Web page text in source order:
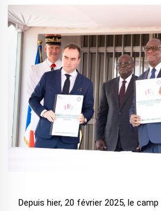
Depuis hier, 20 février 2025, le